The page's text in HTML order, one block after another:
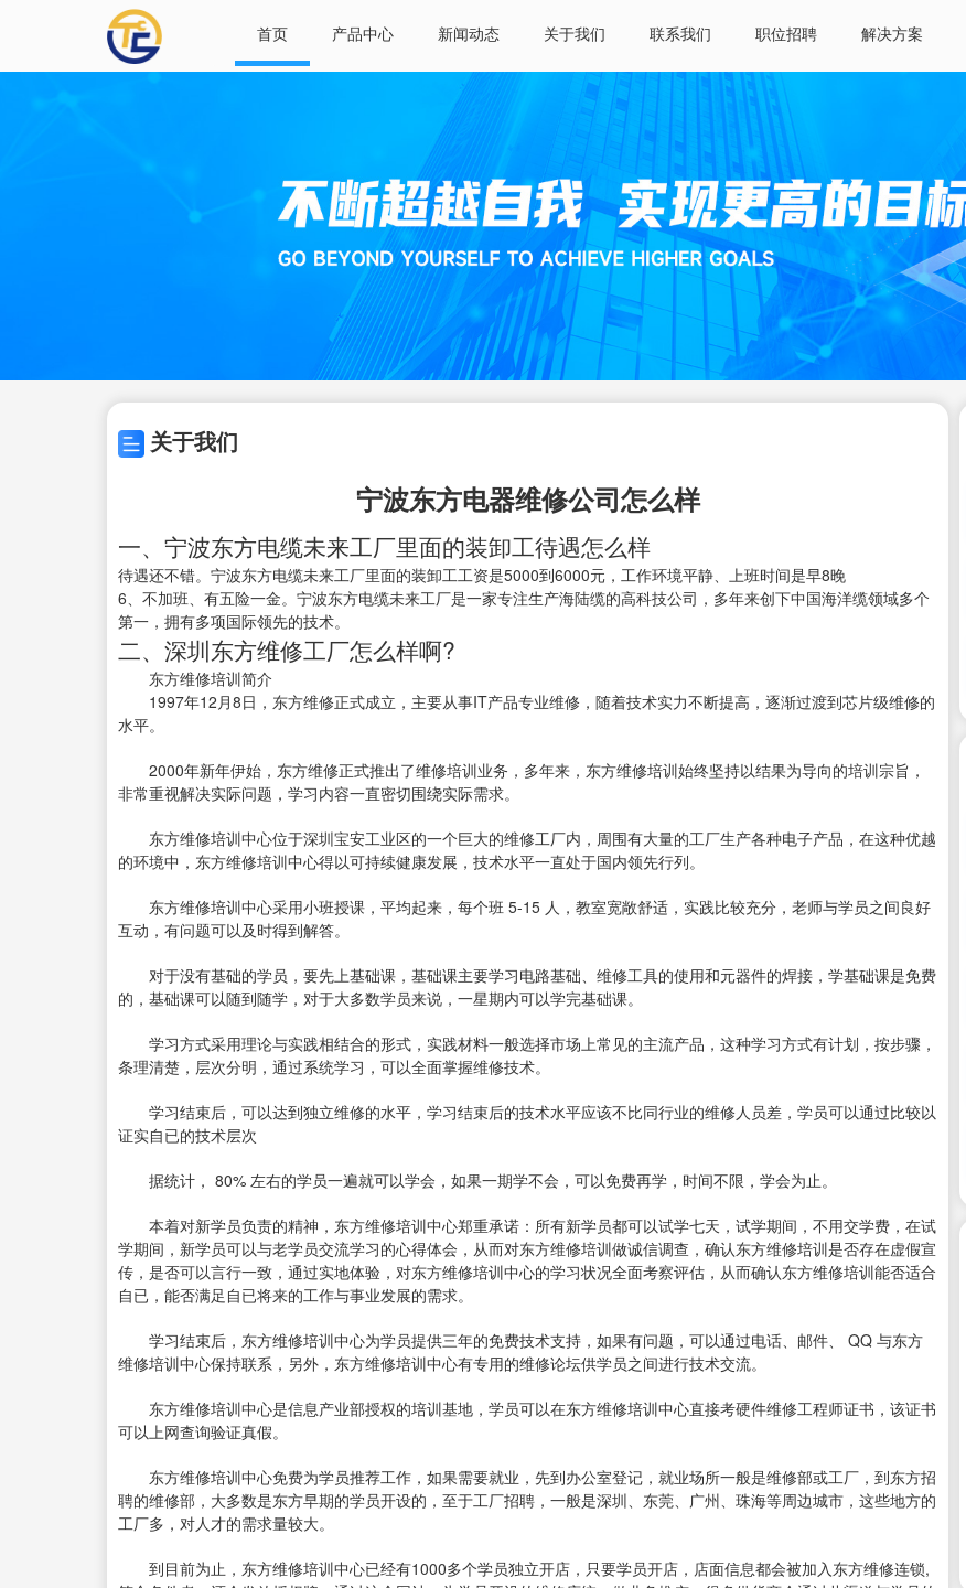
首页 产品中心 新闻动态 关于我们 联系我们 职位招聘 解决方案
关于我们
宁波东方电器维修公司怎么样
一、宁波东方电缆未来工厂里面的装卸工待遇怎么样
待遇还不错。宁波东方电缆未来工厂里面的装卸工工资是5000到6000元，工作环境平静、上班时间是早8晚
6、不加班、有五险一金。宁波东方电缆未来工厂是一家专注生产海陆缆的高科技公司，多年来创下中国海洋缆领域多个
第一，拥有多项国际领先的技术。
二、深圳东方维修工厂怎么样啊?
东方维修培训简介
1997年12月8日，东方维修正式成立，主要从事IT产品专业维修，随着技术实力不断提高，逐渐过渡到芯片级维修的
水平。
2000年新年伊始，东方维修正式推出了维修培训业务，多年来，东方维修培训始终坚持以结果为导向的培训宗旨，
非常重视解决实际问题，学习内容一直密切围绕实际需求。
东方维修培训中心位于深圳宝安工业区的一个巨大的维修工厂内，周围有大量的工厂生产各种电子产品，在这种优越
的环境中，东方维修培训中心得以可持续健康发展，技术水平一直处于国内领先行列。
东方维修培训中心采用小班授课，平均起来，每个班 5-15 人，教室宽敞舒适，实践比较充分，老师与学员之间良好
互动，有问题可以及时得到解答。
对于没有基础的学员，要先上基础课，基础课主要学习电路基础、维修工具的使用和元器件的焊接，学基础课是免费
的，基础课可以随到随学，对于大多数学员来说，一星期内可以学完基础课。
学习方式采用理论与实践相结合的形式，实践材料一般选择市场上常见的主流产品，这种学习方式有计划，按步骤，
条理清楚，层次分明，通过系统学习，可以全面掌握维修技术。
学习结束后，可以达到独立维修的水平，学习结束后的技术水平应该不比同行业的维修人员差，学员可以通过比较以
证实自已的技术层次
据统计， 80% 左右的学员一遍就可以学会，如果一期学不会，可以免费再学，时间不限，学会为止。
本着对新学员负责的精神，东方维修培训中心郑重承诺：所有新学员都可以试学七天，试学期间，不用交学费，在试
学期间，新学员可以与老学员交流学习的心得体会，从而对东方维修培训做诚信调查，确认东方维修培训是否存在虚假宣
传，是否可以言行一致，通过实地体验，对东方维修培训中心的学习状况全面考察评估，从而确认东方维修培训能否适合
自已，能否满足自已将来的工作与事业发展的需求。
学习结束后，东方维修培训中心为学员提供三年的免费技术支持，如果有问题，可以通过电话、邮件、 QQ 与东方
维修培训中心保持联系，另外，东方维修培训中心有专用的维修论坛供学员之间进行技术交流。
东方维修培训中心是信息产业部授权的培训基地，学员可以在东方维修培训中心直接考硬件维修工程师证书，该证书
可以上网查询验证真假。
东方维修培训中心免费为学员推荐工作，如果需要就业，先到办公室登记，就业场所一般是维修部或工厂，到东方招
聘的维修部，大多数是东方早期的学员开设的，至于工厂招聘，一般是深圳、东莞、广州、珠海等周边城市，这些地方的
工厂多，对人才的需求量较大。
到目前为止，东方维修培训中心已经有1000多个学员独立开店，只要学员开店，店面信息都会被加入东方维修连锁,